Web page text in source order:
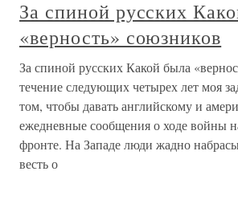
За спиной русских
«верность» союзников
За спиной русских Какой была
течение следующих четырех лет моя
том, чтобы давать английскому и
ежедневные сообщения о ходе войны
фронте. На Западе люди жадно
весть о